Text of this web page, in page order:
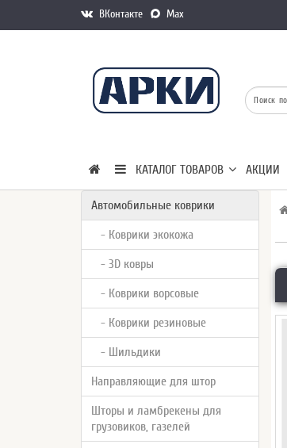
ВКонтакте Max
КАТАЛОГ ТОВАРОВ АКЦИИ
Автомобильные коврики
- Коврики экокожа
- 3D ковры
- Коврики ворсовые
- Коврики резиновые
- Шильдики
Направляющие для штор
Шторы и ламбрекены для
грузовиков, газелей